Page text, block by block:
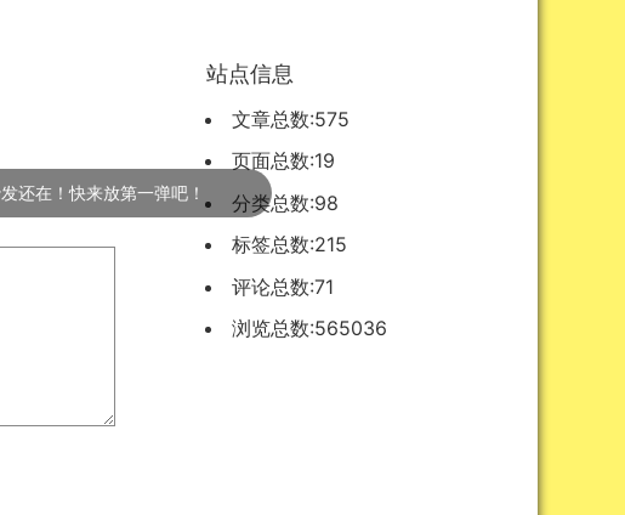
站点信息
文章总数:575
页面总数:19
分类总数:98
标签总数:215
评论总数:71
浏览总数:565036
来放第一弹吧！